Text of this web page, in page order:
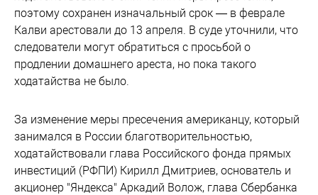
поэтому сохранен изначальный срок — в феврале
Калви арестовали до 13 апреля. В суде уточнили, что
следователи могут обратиться с просьбой о
продлении домашнего ареста, но пока такого
ходатайства не было.
За изменение меры пресечения американцу, который
занимался в России благотворительностью,
ходатайствовали глава Российского фонда прямых
инвестиций (РФПИ) Кирилл Дмитриев, основатель и
акционер "Яндекса" Аркадий Волож, глава Сбербанка